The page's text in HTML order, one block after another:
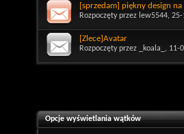
[sprzedam] piękny design
Rozpoczęty przez lew5544,
[Zlece]Avatar
Rozpoczęty przez _koala_ , 11-
Opcje wyświetlania wątków